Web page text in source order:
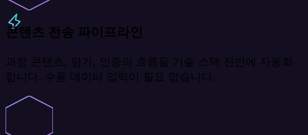
콘텐츠 전송 파이프라인
과정 콘텐츠, 평가, 인증의 흐름을 기술 스택 전반에 자동화
합니다. 수동 데이터 입력이 필요 없습니다.